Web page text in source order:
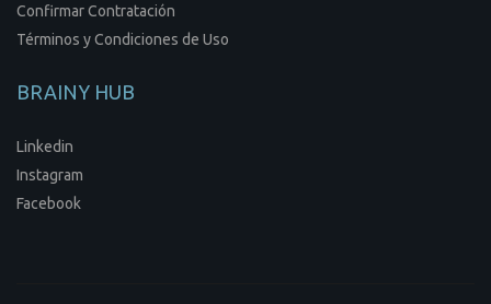
Confirmar Contratación
Términos y Condiciones de Uso
BRAINY HUB
Linkedin
Instagram
Facebook